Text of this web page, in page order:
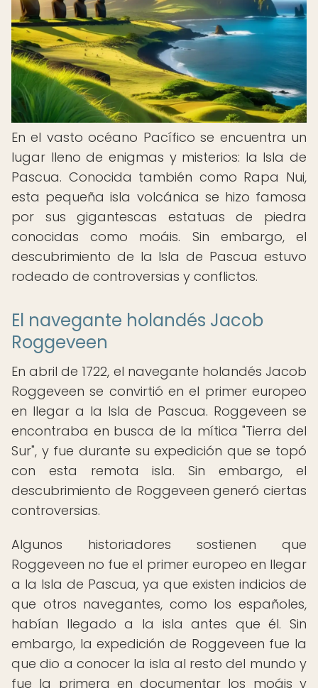
En el vasto océano Pacífico se encuentra un
lugar lleno de enigmas y misterios: la Isla de
Pascua. Conocida también como Rapa Nui,
esta pequeña isla volcánica se hizo famosa
por sus gigantescas estatuas de piedra
conocidas como moáis. Sin embargo, el
descubrimiento de la Isla de Pascua estuvo
rodeado de controversias y conflictos.
El navegante holandés Jacob
Roggeveen
En abril de 1722, el navegante holandés Jacob
Roggeveen se convirtió en el primer europeo
en llegar a la Isla de Pascua. Roggeveen se
encontraba en busca de la mítica "Tierra del
Sur", y fue durante su expedición que se topó
con esta remota isla. Sin embargo, el
descubrimiento de Roggeveen generó ciertas
controversias.
Algunos historiadores sostienen que
Roggeveen no fue el primer europeo en llegar
a la Isla de Pascua, ya que existen indicios de
que otros navegantes, como los españoles,
habían llegado a la isla antes que él. Sin
embargo, la expedición de Roggeveen fue la
que dio a conocer la isla al resto del mundo y
fue la primera en documentar los moáis y